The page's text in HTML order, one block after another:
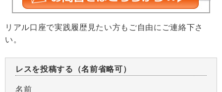
リアル口座で実践履歴見たい方もご自由にご連絡下さ
い。
レスを投稿する（名前省略可）
名前